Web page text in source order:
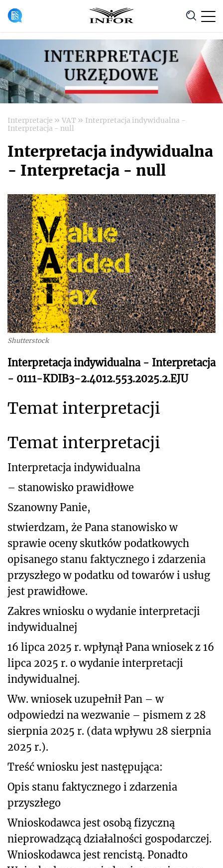
Anuluj
Interpretacje » VAT » Interpretacja indywidualna -
Interpretacja - null
Interpretacja indywidualna
- Interpretacja - null
Shutterstock
Interpretacja indywidualna - Interpretacja
- 0111-KDIB3-2.4012.553.2025.2.EJU
Temat interpretacji
Temat interpretacji
Interpretacja indywidualna
– stanowisko prawidłowe
Szanowny Panie,
stwierdzam, że Pana stanowisko w
sprawie oceny skutków podatkowych
opisanego stanu faktycznego i zdarzenia
przyszłego w podatku od towarów i usług
jest prawidłowe.
Zakres wniosku o wydanie interpretacji
indywidualnej
16 lipca 2025 r. wpłynął Pana wniosek z 16
lipca 2025 r. o wydanie interpretacji
indywidualnej.
Ww. wniosek uzupełnił Pan – w
odpowiedzi na wezwanie – pismem z 28
sierpnia 2025 r. (data wpływu 28 sierpnia
2025 r.).
Treść wniosku jest następująca:
Opis stanu faktycznego i zdarzenia
przyszłego
Wnioskodawca jest osobą fizyczną
nieprowadzącą działalności gospodarczej.
Wnioskodawca jest rencistą. Ponadto